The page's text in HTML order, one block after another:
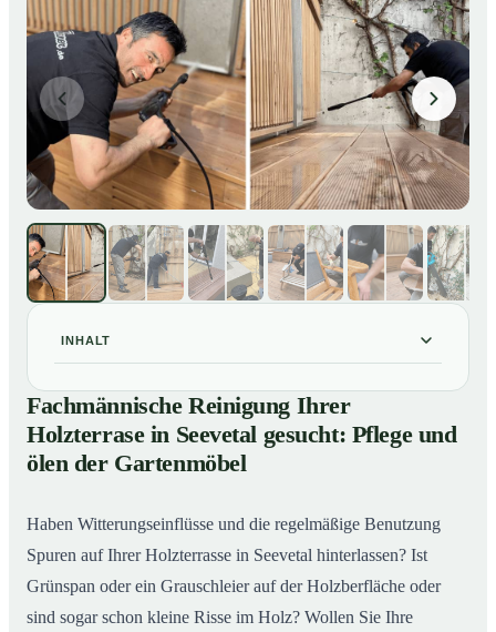
INHALT
01 Fachmännische Reinigung Ihrer Holzterrase in
Seevetal gesucht: Pflege und ölen der Gartenmöbel
So reinigen unsere Profis Holzterrassen in Seevetal
Fachmännische Reinigung Ihrer
Holzterrase in Seevetal gesucht: Pflege und
ölen der Gartenmöbel
Haben Witterungseinflüsse und die regelmäßige Benutzung
Spuren auf Ihrer Holzterrasse in Seevetal hinterlassen? Ist
Grünspan oder ein Grauschleier auf der Holzberfläche oder
sind sogar schon kleine Risse im Holz? Wollen Sie Ihre